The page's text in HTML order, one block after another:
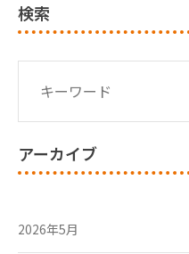
検索
アーカイブ
2026年5月